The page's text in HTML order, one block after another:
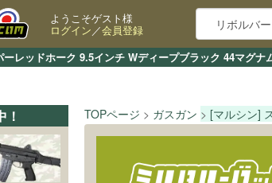
レッドホーク 9.5インチ Wディープブラック 44マグ
ようこそゲスト様
ログイン／会員登録
TOPページ ガスガン [マルシン]